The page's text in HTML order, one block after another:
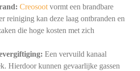
Creosootvormt een brandbare
reiniging kan deze laag ontbranden en
die hoge kosten met zich
Een vervuild kanaal
Hierdoor kunnen gevaarlijke gassen